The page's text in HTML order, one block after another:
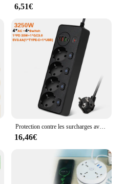
6,51€
Protection contre les surcharges avec interrupteur de commande, multiprise UE, chargeur rapide PD20W, filtre réseau multiprise, interrupteur individuel
16,46€